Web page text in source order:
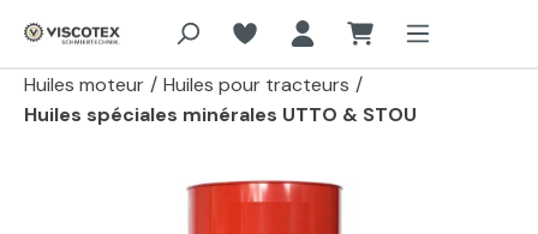
Aller au contenu principal
Huiles moteur / Huiles pour tracteurs /
Huiles spéciales minérales UTTO & STOU
Passer la galerie d'images